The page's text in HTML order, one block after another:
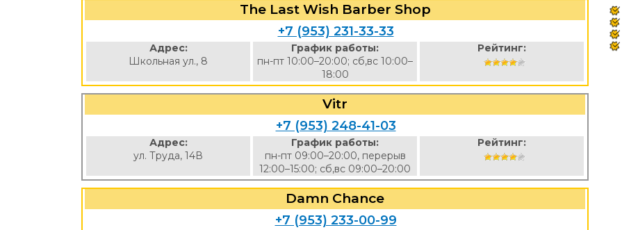
The Last Wish Barber Shop
+7 (953) 231-33-33
Адрес:
Школьная ул., 8
График работы:
пн-пт 10:00–20:00; сб,вс 10:00–
18:00
Рейтинг:
Vitr
+7 (953) 248-41-03
Адрес:
ул. Труда, 14В
График работы:
пн-пт 09:00–20:00, перерыв
12:00–15:00; сб,вс 09:00–20:00
Рейтинг:
Damn Chance
+7 (953) 233-00-99